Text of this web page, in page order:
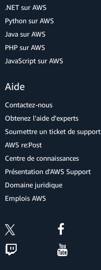
.NET sur AWS
Python sur AWS
Java sur AWS
PHP sur AWS
JavaScript sur AWS
Aide
Contactez-nous
Obtenez l'aide d'experts
Soumettre un ticket de support
AWS re:Post
Centre de connaissances
Présentation d'AWS Support
Domaine juridique
Emplois AWS